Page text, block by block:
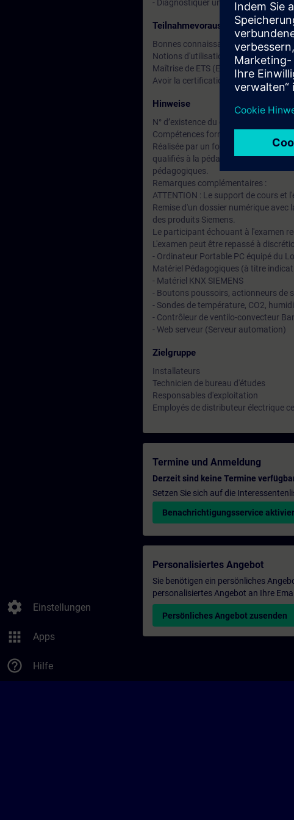
settings Einstellungen
apps Apps
help_outline Hilfe
- Diagnostiquer une installation et
Teilnahmevoraussetzung
Bonnes connaissances de
Notions d'utilisation d'un ordinateur
Maîtrise de ETS (EIB Tool Software)
Avoir la certification KNX-BASE
Hinweise
N° d’existence du centre de
Compétences formateur :
Réalisée par un formateur certifié
qualifiés à la pédagogie des adultes
pédagogiques.
Remarques complémentaires :
ATTENTION : Le support de cours
Remise d'un dossier numérique
des produits Siemens.
Le participant échouant à l'examen
L'examen peut être repassé à
- Ordinateur Portable PC équipé du
Matériel Pédagogiques (à titre
- Matériel KNX SIEMENS
- Boutons poussoirs, actionneurs de
- Sondes de température, CO2,
- Contrôleur de ventilo-convecteur
- Web serveur (Serveur automation)
Zielgruppe
Installateurs
Technicien de bureau d'études
Responsables d'exploitation
Employés de distributeur électrique
Termine und Anmeldung
Derzeit sind keine Termine
Setzen Sie sich auf die
Benachrichtigungsservice
Personalisiertes Angebot
Sie benötigen ein persönliches
personalisiertes Angebot an Ihre
Persönliches Angebot zusenden